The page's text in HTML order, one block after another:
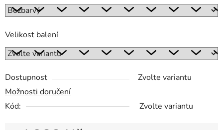
Velikost balení
Dostupnost
Zvolte variantu
Možnosti doručení
Kód:
Zvolte variantu